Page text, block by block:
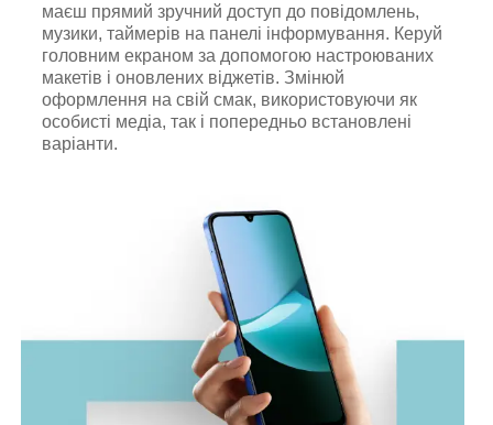
маєш прямий зручний доступ до повідомлень,
музики, таймерів на панелі інформування. Керуй
головним екраном за допомогою настроюваних
макетів і оновлених віджетів. Змінюй
оформлення на свій смак, використовуючи як
особисті медіа, так і попередньо встановлені
варіанти.